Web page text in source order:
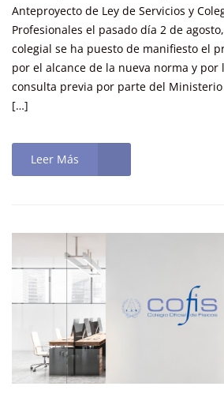
Anteproyecto de Ley de Servicios y
Profesionales el pasado día 2 de
colegial se ha puesto de manifiesto el
por el alcance de la nueva norma y por
consulta previa por parte del Ministerio
[…]
Leer Más